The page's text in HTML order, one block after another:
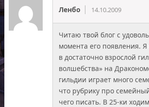
Ленбо 14.10.2009
Читаю твой блог с
момента его появления. Я
в достаточно взрослой
волшебства» на
гильдии играет много
что рубрику про
чего писать. В 25-ки